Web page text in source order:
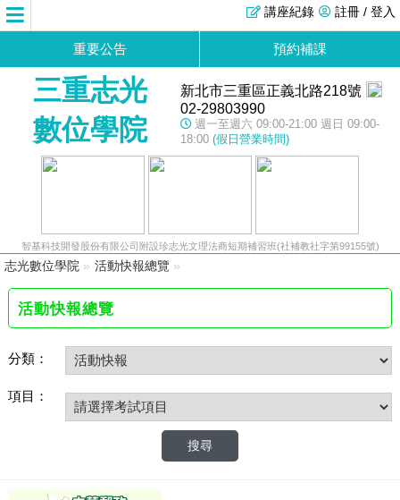
註冊 / 登入
講座紀錄
重要公告 預約補課
三重志光
數位學院
新北市三重區正義北路218號
02-29803990
週一至週六 09:00-21:00 週日 09:00-
18:00 (假日營業時間)
智基科技開發股份有限公司附設珍志光文理法商短期補習班(社補教社字第99155號)
志光數位學院 » 活動快報總覽 »
活動快報總覽
分類：
項目：